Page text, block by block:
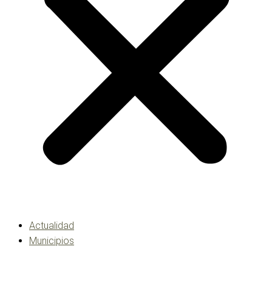
Actualidad
Municipios